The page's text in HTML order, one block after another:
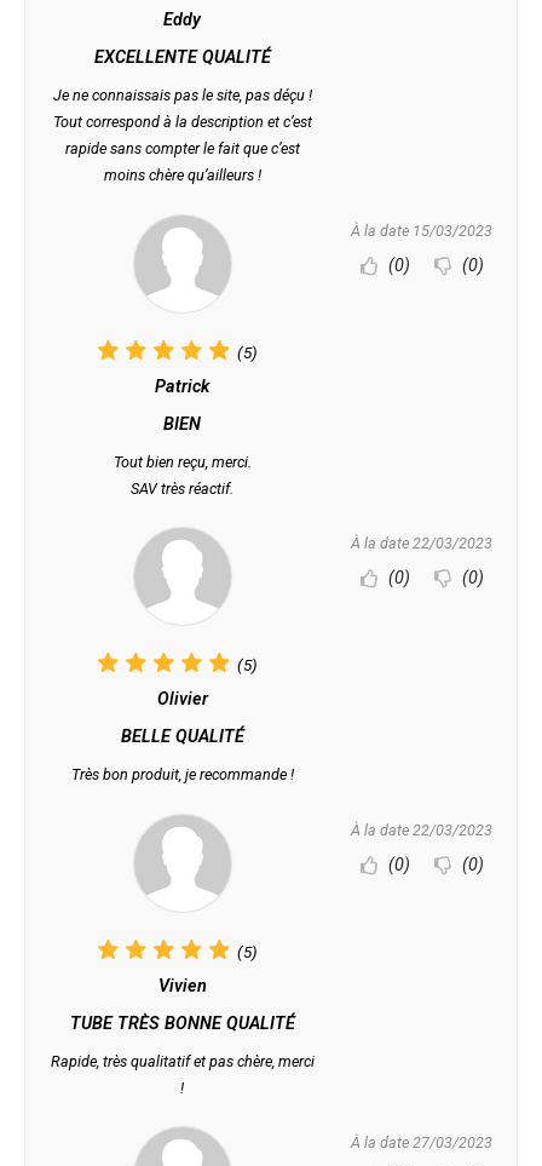
Eddy
EXCELLENTE QUALITÉ
Je ne connaissais pas le site, pas déçu !
Tout correspond à la description et c’est
rapide sans compter le fait que c’est
moins chère qu’ailleurs !
(5)
Patrick
BIEN
Tout bien reçu, merci.
SAV très réactif.
À la date 15/03/2023
(0) (0)
(5)
Olivier
BELLE QUALITÉ
Très bon produit, je recommande !
À la date 22/03/2023
(0) (0)
(5)
Vivien
TUBE TRÈS BONNE QUALITÉ
Rapide, très qualitatif et pas chère, merci
!
À la date 22/03/2023
(0) (0)
À la date 27/03/2023